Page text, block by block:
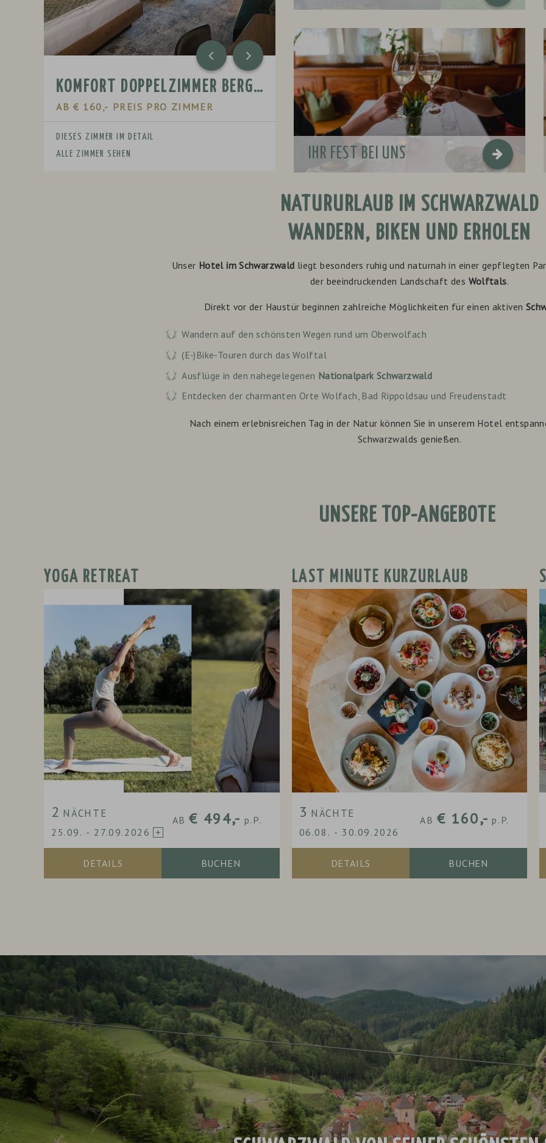
KOMFORT DOPPELZIMMER BERGKRISTALL
AB € 160,- PREIS PRO ZIMMER
DIESES ZIMMER IM DETAIL
ALLE ZIMMER SEHEN
DOPPELZIMMER BERGKRISTALL
AB€ 140,- PREIS PRO ZIMMER
DIESES ZIMMER IM DETAIL
ALLE ZIMMER SEHEN
ALLE
IHR FEST BEI UNS
NATURURLAUB IM SCHWARZWALD
WANDERN, BIKEN UND ERHOLEN
Unser Hotel im Schwarzwald liegt besonders ruhig und naturnah in einer gepflegten
der beeindruckenden Landschaft des Wolftals.
Direkt vor der Haustür beginnen zahlreiche Möglichkeiten für einen aktiven
Wandern auf den schönsten Wegen rund um Oberwolfach
(E-)Bike-Touren durch das Wolftal
Ausflüge in den nahegelegenen Nationalpark Schwarzwald
Entdecken der charmanten Orte Wolfach, Bad Rippoldsau und Freudenstadt
Nach einem erlebnisreichen Tag in der Natur können Sie in unserem Hotel
Schwarzwalds genießen.
UNSERE TOP-ANGEBOTE
YOGA RETREAT
2 NÄCHTE
25.09. - 27.09.2026
AB € 494,- p.P.
DETAILS BUCHEN
LAST MINUTE KURZURLAUB
3 NÄCHTE
06.08. - 30.09.2026
AB € 160,- p.P.
DETAILS BUCHEN